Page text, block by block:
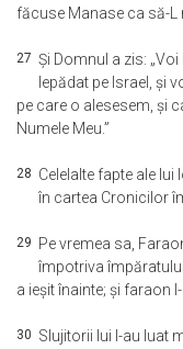
făcuse Manase ca să-L
27 Şi Domnul a zis:
lepădat pe Israel, şi
pe care o alesesem, şi
Numele Meu.”
28 Celelalte fapte ale
în cartea Cronicilor
29 Pe vremea sa,
împotriva
a ieşit înainte; şi faraon
30 Slujitorii lui l-au luat